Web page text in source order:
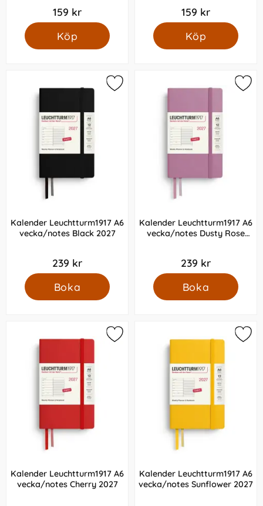
159 kr
Köp
159 kr
Köp
Kalender Leuchtturm1917 A6
vecka/notes Black 2027
239 kr
Boka
Kalender Leuchtturm1917 A6
vecka/notes Dusty Rose
239 kr
Boka
Kalender Leuchtturm1917 A6
vecka/notes Cherry 2027
Kalender Leuchtturm1917 A6
vecka/notes Sunflower 2027